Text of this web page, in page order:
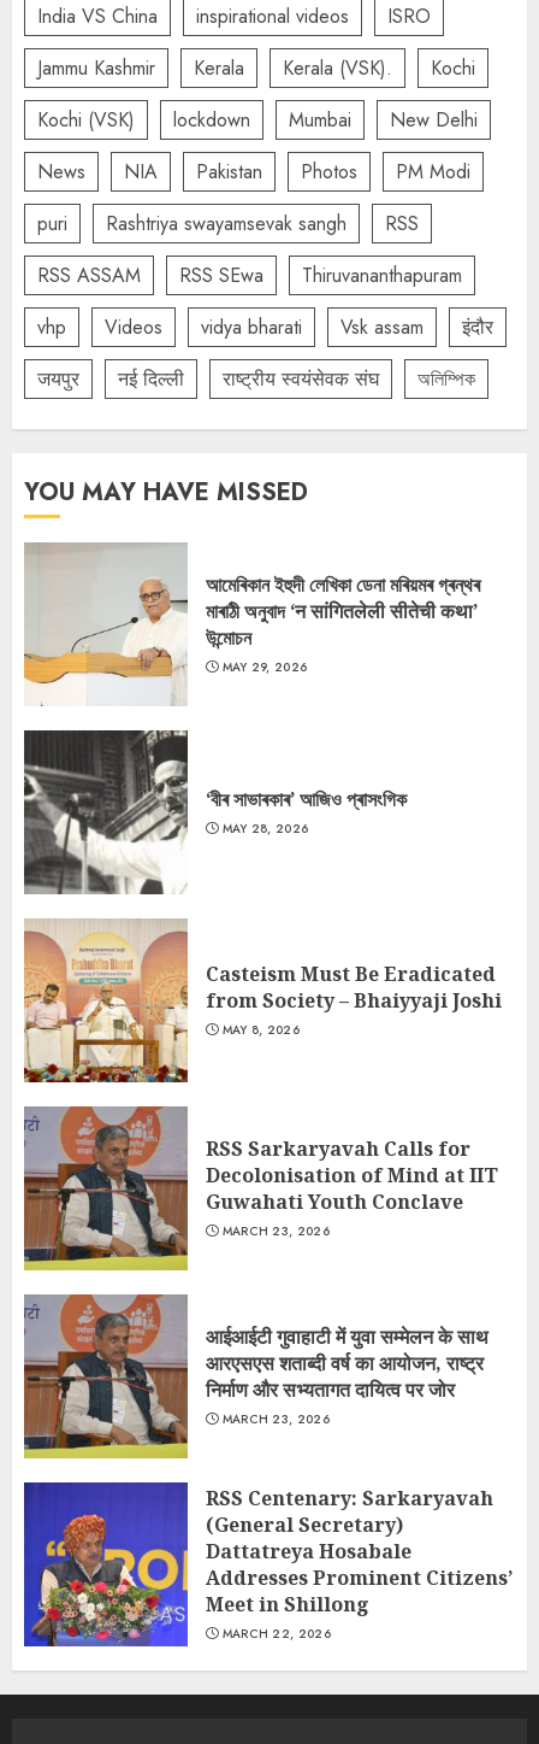
India VS China
inspirational videos
ISRO
Jammu Kashmir
Kerala Kerala (VSK).
Kochi
Kochi (VSK)
lockdown Mumbai
New Delhi
News
NIA Pakistan Photos
PM Modi
puri
Rashtriya swayamsevak sangh
RSS
RSS ASSAM
RSS SEwa
Thiruvananthapuram
vhp
Videos vidya bharati Vsk assam
इंदौर
जयपुर
नई दिल्ली राष्ट्रीय स्वयंसेवक संघ অলিম্পিক
YOU MAY HAVE MISSED
আমেৰিকান ইহুদী লেখিকা ডেনা মৰিয়মৰ গ্ৰন্থৰ
মাৰাঠী অনুবাদ ‘न सांगितलेली सीतेची कथा’
উন্মোচন
MAY 29, 2026
‘বীৰ সাভাৰকাৰ’ আজিও প্ৰাসংগিক
MAY 28, 2026
Casteism Must Be Eradicated
from Society – Bhaiyyaji Joshi
MAY 8, 2026
RSS Sarkaryavah Calls for
Decolonisation of Mind at IIT
Guwahati Youth Conclave
MARCH 23, 2026
आईआईटी गुवाहाटी में युवा सम्मेलन के साथ
आरएसएस शताब्दी वर्ष का आयोजन, राष्ट्र
निर्माण और सभ्यतागत दायित्व पर जोर
MARCH 23, 2026
RSS Centenary: Sarkaryavah
(General Secretary)
Dattatreya Hosabale
Addresses Prominent Citizens’
Meet in Shillong
MARCH 22, 2026